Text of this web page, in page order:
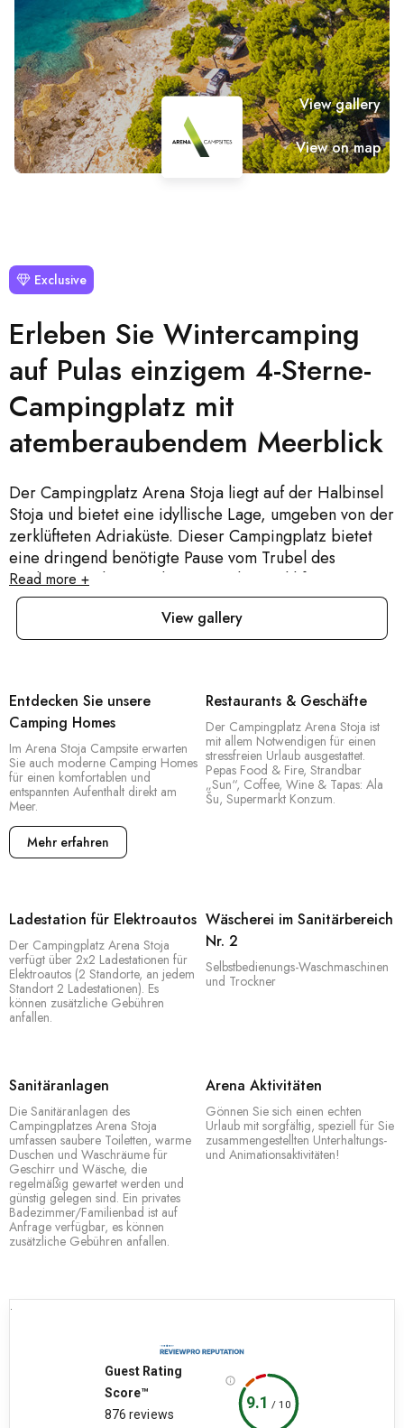
View gallery
View on map
Exclusive
Erleben Sie Wintercamping
auf Pulas einzigem 4-Sterne-
Campingplatz mit
atemberaubendem Meerblick
Der Campingplatz Arena Stoja liegt auf der Halbinsel
Stoja und bietet eine idyllische Lage, umgeben von der
zerklüfteten Adriaküste. Dieser Campingplatz bietet
eine dringend benötigte Pause vom Trubel des
modernen Lebens und eignet sich sowohl für
Familienurlaube als auch für Kurzurlaube zu zweit.
Naturliebhaber werden auf unserem großzügigen
Campingplatz mit Stellplätzen für Zelte und
kann in unseren Selbstversorger-Campinghäusern
genießen, die jeweils über eine private Terrasse
verfügen. Genießen Sie Annehmlichkeiten wie TV,
Kücheneinrichtungen und eigenes Bad mit Dusche. Der
Ausblick vom Campingplatz umfasst markante weiße
Felsen und das azurblaue Meer. Es erwarten Sie
vielfältige Strände, die unterschiedlichen Vorlieben
gerecht werden – felsige Strände für Naturliebhaber,
Klippen für Abenteuerlustige und Kiesstrände, die sich
Schwimmen, Sonnenbaden und Sportarten wie
Basketball, Volleyball und Segeln teil. Um allen Ihren
Bedürfnissen gerecht zu werden, verfügt die Unterkunft
über Restaurants, einen Minimarkt und eine Bar. Wenn
Sie Lust auf etwas Kultur und Geschichte haben, ist die
Unterstützt durch unsere erstklassige Gastfreundschaft
ist dies ein Rezept für einen unvergesslichen
Urlaub. Um allen Ihren Bedürfnissen gerecht zu
werden, verfügt die Unterkunft über Restaurants, einen
Minimarkt und eine Bar. Wenn Sie Lust auf etwas Kultur
und Geschichte haben, ist die historische Altstadt von
Pula nur 4 km entfernt.
Read more +
View gallery
Entdecken Sie unsere
Camping Homes
Im Arena Stoja Campsite erwarten
Sie auch moderne Camping Homes
für einen komfortablen und
entspannten Aufenthalt direkt am
Meer.
Mehr erfahren
Restaurants & Geschäfte
Der Campingplatz Arena Stoja ist
mit allem Notwendigen für einen
stressfreien Urlaub ausgestattet.
Pepas Food & Fire, Strandbar
„Sun“, Coffee, Wine & Tapas: Ala
Šu, Supermarkt Konzum.
Ladestation für Elektroautos
Der Campingplatz Arena Stoja
verfügt über 2x2 Ladestationen für
Elektroautos (2 Standorte, an jedem
Standort 2 Ladestationen). Es
können zusätzliche Gebühren
anfallen.
Wäscherei im Sanitärbereich
Nr. 2
Selbstbedienungs-Waschmaschinen
und Trockner
Sanitäranlagen
Die Sanitäranlagen des
Campingplatzes Arena Stoja
umfassen saubere Toiletten, warme
Duschen und Waschräume für
Geschirr und Wäsche, die
regelmäßig gewartet werden und
günstig gelegen sind. Ein privates
Badezimmer/Familienbad ist auf
Anfrage verfügbar, es können
zusätzliche Gebühren anfallen.
Arena Aktivitäten
Gönnen Sie sich einen echten
Urlaub mit sorgfältig, speziell für Sie
zusammengestellten Unterhaltungs-
und Animationsaktivitäten!
.
Guest Rating
Score™
876 reviews
9.1 / 10